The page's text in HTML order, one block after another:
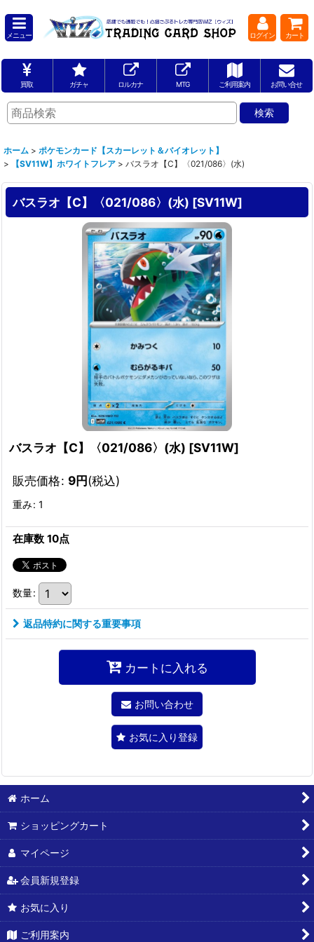
メニュー ログイン カート
買取 ガチャ ロルカナ MTG ご利用案内 お問い合せ
ホーム > ポケモンカード【スカーレット＆バイオレット】
>
【SV11W】ホワイトフレア > バスラオ【C】〈021/086〉(水)
バスラオ【C】〈021/086〉(水) [SV11W]
バスラオ【C】〈021/086〉(水) [SV11W]
販売価格: 9円(税込)
重み: 1
在庫数 10点
数量:
返品特約に関する重要事項
カートに入れる
お問い合わせ
お気に入り登録
ホーム
ショッピングカート
マイページ
会員新規登録
お気に入り
ご利用案内